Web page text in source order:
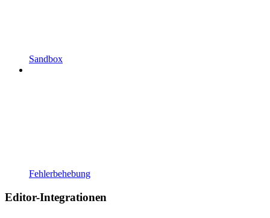
Sandbox
Fehlerbehebung
Editor-Integrationen